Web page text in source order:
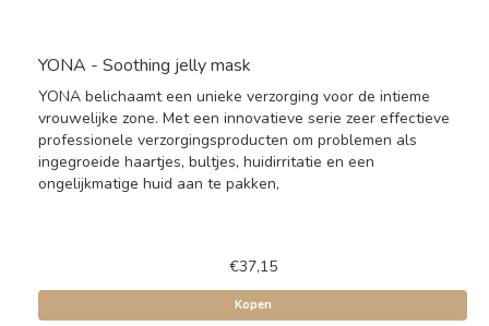
YONA - Soothing jelly mask
YONA belichaamt een unieke verzorging voor de intieme
vrouwelijke zone. Met een innovatieve serie zeer effectieve
professionele verzorgingsproducten om problemen als
ingegroeide haartjes, bultjes, huidirritatie en een
ongelijkmatige huid aan te pakken,
€37,15
Kopen